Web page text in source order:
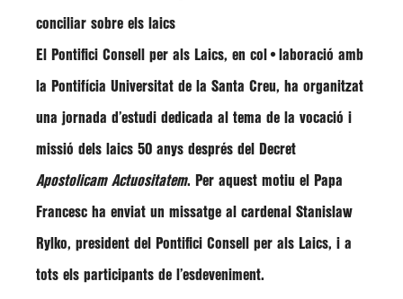
conciliar sobre els laics
El Pontifici Consell per als Laics, en col•laboració amb
la Pontifícia Universitat de la Santa Creu, ha organitzat
una jornada d’estudi dedicada al tema de la vocació i
missió dels laics 50 anys després del Decret
Apostolicam Actuositatem. Per aquest motiu el Papa
Francesc ha enviat un missatge al cardenal Stanislaw
Rylko, president del Pontifici Consell per als Laics, i a
tots els participants de l’esdeveniment.